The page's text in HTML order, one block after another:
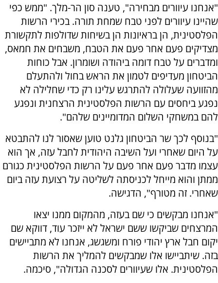
"אנחנו עיוורים מבחירה", טענה סון הר-מלך. "ממש כפי
שהיינו עיוורים לפני טבח שמחת תורה. בכירי הרשות
הפלסטינית, הן בראיונות הן בשיחות שדולפות לתקשורת
מצדיקים פעם אחר פעם את הטבח, משבחים את חמאס,
ומדברים על טבח דומה ביהודה ושומרון. אבל כוחות
הביטחון מעדיפים לטמון את הראש בחול ולהתעלם
מהזוועה שעלולה להתרגש עלינו רק כדי שחלילה לא
נפגע ביחסים עם הרשות הפלסטינית הרצחנית ונפגע
להם במשחקי השלום המדומיינים שלהם".
"בנוסף לכך שר הביטחון גלנט טוען שאסור לנו להתבטא
על היום שאחרי ועל השיבה היהודית לחבל עזה, אך הוא
עצמו מדבר פעם אחר פעם על הרשות הפלסטינית כגורם
ממתן והוא מייחל לכניסתה לשליטה על רצועת עזה ביום
שאחרי. זה מטורף", הדגישה.
"אנחנו מבקשים כי שם בעזה, מהמקום ממנו יצאו
המרצחים שביקשו ששם ישראל לא ייזכר עוד, דווקא שם
יקום חבל ארץ יהודי פורח ומשגשג, אנחנו לא מתביישים
בזה. שיתביישו אלו שמבקשים להמליך את הרשות
הפלסטינית. אלו שעיוורים לסכנה הגדולה", סיכמה.